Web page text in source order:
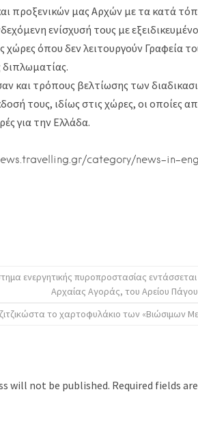
προξενικών μας Αρχών με τα κατά
ενίσχυσή τους με
χώρες όπου δεν λειτουργούν Γραφεία
διπλωματίας.
και τρόπους βελτίωσης των
τους, ιδίως στις χώρες, οι οποίες
για την Ελλάδα.
category/news-in-
ενεργητικής πυροπροστασίας
Αρχαίας Αγοράς, του Αρείου Πάγου
τo χαρτοφυλάκιο των «Βιώσιμων
will not be published. Required fields